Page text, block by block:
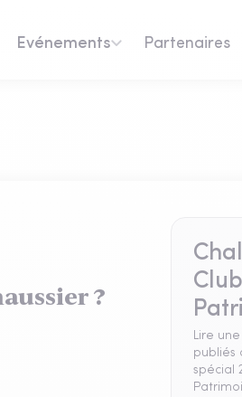
Evénements Partenaires
?
Club
Lire
publiés
spécial